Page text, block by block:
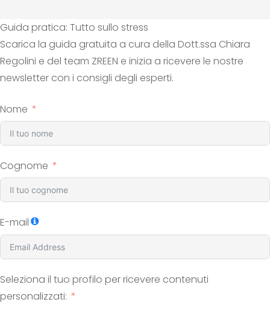
Guida pratica: Tutto sullo stress
Scarica la guida gratuita a cura della Dott.ssa Chiara
Regolini e del team ZREEN e inizia a ricevere le nostre
newsletter con i consigli degli esperti.
Nome
Cognome
E-mail
Seleziona il tuo profilo per ricevere contenuti
personalizzati: